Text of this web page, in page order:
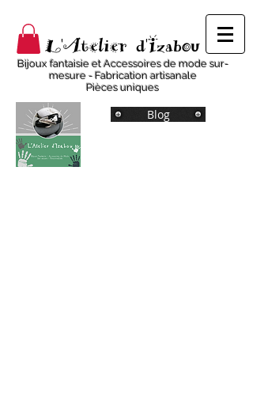
L'Atelier d'Izabou
Bijoux fantaisie et Accessoires de mode sur-
mesure - Fabrication artisanale
Pièces uniques
Blog